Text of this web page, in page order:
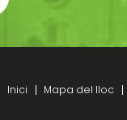
Inici Mapa del lloc